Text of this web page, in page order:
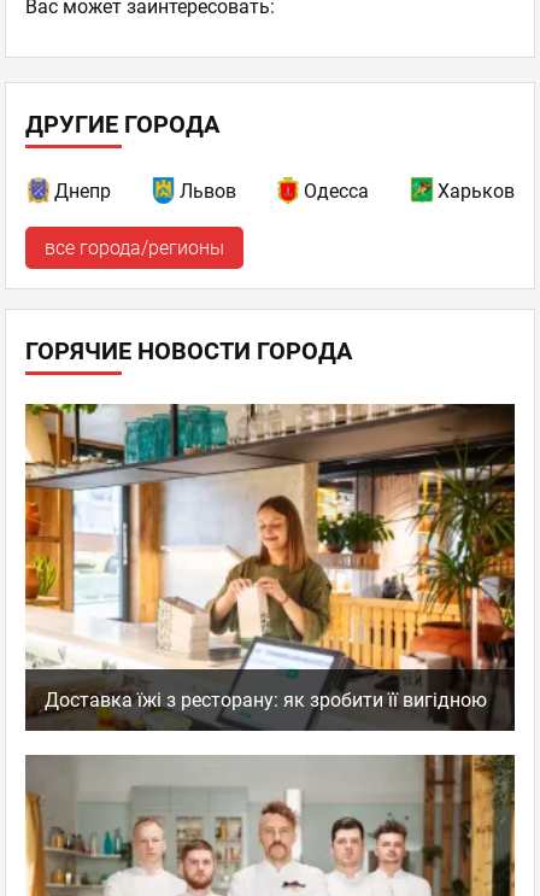
Ваc может заинтересовать:
ДРУГИЕ ГОРОДА
Днепр Львов Одесса Харьков
все города/регионы
ГОРЯЧИЕ НОВОСТИ ГОРОДА
Доставка їжі з ресторану: як зробити її вигідною